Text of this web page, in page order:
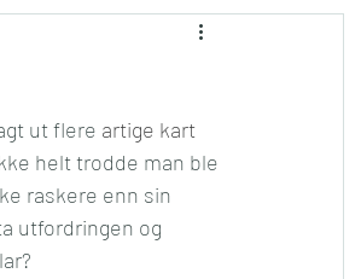
Hverdagslykke
Orden
ut flere artige kart
helt trodde man ble
raskere enn sin
utfordringen og